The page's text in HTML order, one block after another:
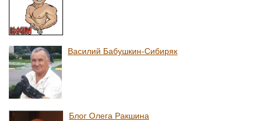
Василий Бабушкин-Сибиряк
Блог Олега Ракшина